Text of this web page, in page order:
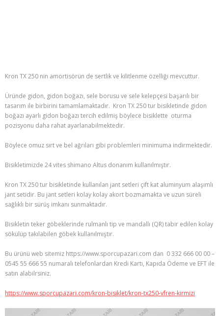
Kron TX 250 nin amortisörün de sertlik ve kilitlenme özelliği mevcuttur.
Üründe gidon, gidon boğazı, sele borusu ve sele kelepçesi başarılı bir
tasarım ile birbirini tamamlamaktadır. Kron TX 250 tur bisikletinde gidon
boğazı ayarlı gidon boğazı tercih edilmiş böylece bisiklette oturma
pozisyonu daha rahat ayarlanabilmektedir.
Böylece omuz sırt ve bel ağrıları gibi problemleri minimuma indirmektedir.
Bisikletimizde 24 vites shimano Altus donanım kullanılmıştır.
Kron TX 250 tur bisikletinde kullanılan jant setleri çift kat aluminyum alaşımlı
jant setidir. Bu jant setleri kolay kolay akort bozmamakta ve uzun süreli
sağlıklı bir sürüş imkanı sunmaktadır.
Bisikletin teker göbeklerinde rulmanlı tip ve mandallı (QR) tabir edilen kolay
sökülüp takılabilen göbek kullanılmıştır.
Bu ürünü web sitemiz https://www.sporcupazari.com dan 0 332 666 00 00 –
0545 55 666 55 numaralı telefonlardan Kredi Kartı, Kapıda Ödeme ve EFT ile
satın alabilrsiniz.
https://www.sporcupazari.com/kron-bisiklet/kron-tx250-vfren-kirmizi